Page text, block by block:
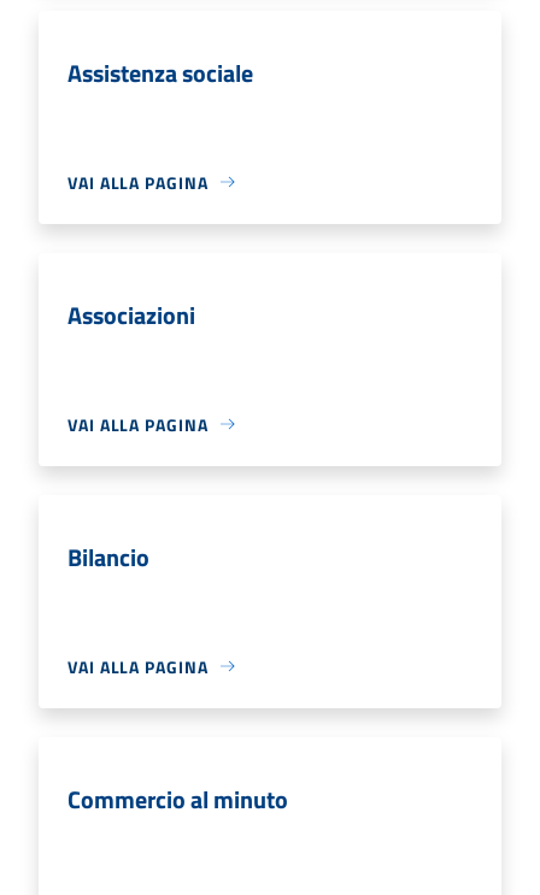
Assistenza sociale
VAI ALLA PAGINA
Associazioni
VAI ALLA PAGINA
Bilancio
VAI ALLA PAGINA
Commercio al minuto